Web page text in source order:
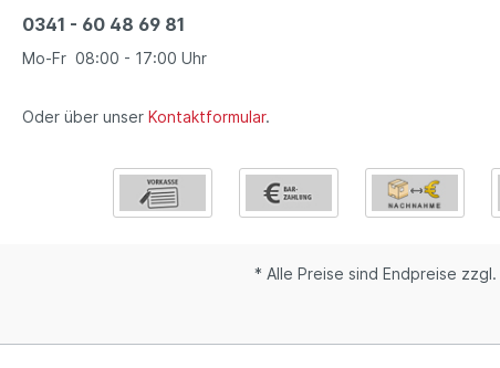
0341 - 60 48 69 81
Mo-Fr 08:00 - 17:00 Uhr
Oder über unser Kontaktformular.
* Alle Preise sind Endpreise zzgl.